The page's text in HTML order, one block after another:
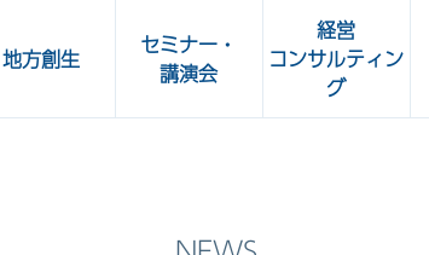
地方創生
セミナー・
講演会
経営
コンサルティン
グ